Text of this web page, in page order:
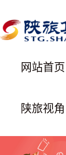
网站首页
陕旅视角